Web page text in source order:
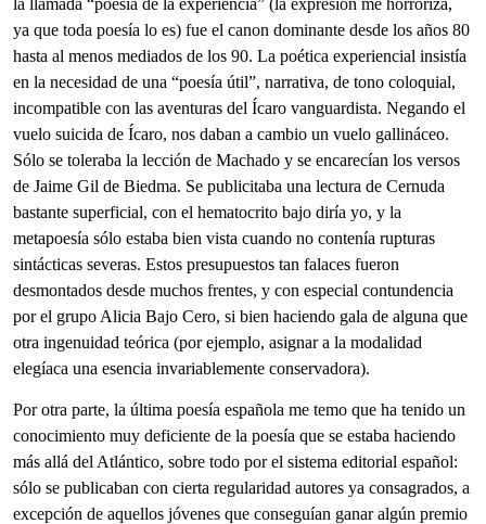
la llamada “poesía de la experiencia” (la expresión me horroriza,
ya que toda poesía lo es) fue el canon dominante desde los años 80
hasta al menos mediados de los 90. La poética experiencial insistía
en la necesidad de una “poesía útil”, narrativa, de tono coloquial,
incompatible con las aventuras del Ícaro vanguardista. Negando el
vuelo suicida de Ícaro, nos daban a cambio un vuelo gallináceo.
Sólo se toleraba la lección de Machado y se encarecían los versos
de Jaime Gil de Biedma. Se publicitaba una lectura de Cernuda
bastante superficial, con el hematocrito bajo diría yo, y la
metapoesía sólo estaba bien vista cuando no contenía rupturas
sintácticas severas. Estos presupuestos tan falaces fueron
desmontados desde muchos frentes, y con especial contundencia
por el grupo Alicia Bajo Cero, si bien haciendo gala de alguna que
otra ingenuidad teórica (por ejemplo, asignar a la modalidad
elegíaca una esencia invariablemente conservadora).
Por otra parte, la última poesía española me temo que ha tenido un
conocimiento muy deficiente de la poesía que se estaba haciendo
más allá del Atlántico, sobre todo por el sistema editorial español:
sólo se publicaban con cierta regularidad autores ya consagrados, a
excepción de aquellos jóvenes que conseguían ganar algún premio